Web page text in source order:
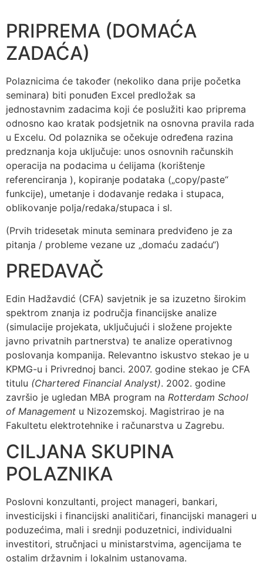
PRIPREMA (DOMAĆA
ZADAĆA)
Polaznicima će također (nekoliko dana prije početka
seminara) biti ponuđen Excel predložak sa
jednostavnim zadacima koji će poslužiti kao priprema
odnosno kao kratak podsjetnik na osnovna pravila rada
u Excelu. Od polaznika se očekuje određena razina
predznanja koja uključuje: unos osnovnih računskih
operacija na podacima u ćelijama (korištenje
referenciranja ), kopiranje podataka („copy/paste“
funkcije), umetanje i dodavanje redaka i stupaca,
oblikovanje polja/redaka/stupaca i sl.
(Prvih tridesetak minuta seminara predviđeno je za
pitanja / probleme vezane uz „domaću zadaću“)
PREDAVAČ
Edin Hadžavdić (CFA) savjetnik je sa izuzetno širokim
spektrom znanja iz područja financijske analize
(simulacije projekata, uključujući i složene projekte
javno privatnih partnerstva) te analize operativnog
poslovanja kompanija. Relevantno iskustvo stekao je u
KPMG-u i Privrednoj banci. 2007. godine stekao je CFA
titulu (Chartered Financial Analyst). 2002. godine
završio je ugledan MBA program na Rotterdam School
of Management u Nizozemskoj. Magistrirao je na
Fakultetu elektrotehnike i računarstva u Zagrebu.
CILJANA SKUPINA
POLAZNIKA
Poslovni konzultanti, project manageri, bankari,
investicijski i financijski analitičari, financijski manageri u
poduzećima, mali i srednji poduzetnici, individualni
investitori, stručnjaci u ministarstvima, agencijama te
ostalim državnim i lokalnim ustanovama.